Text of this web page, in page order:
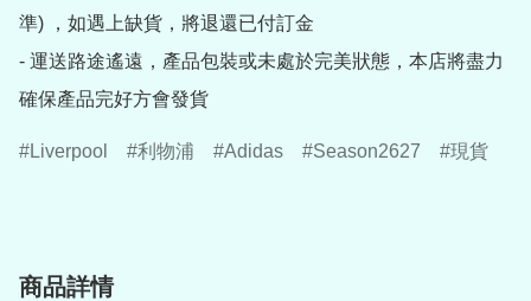
準) ，如遇上缺貨，將退還已付訂金
- 運送路途遙遠，產品包裝或未處於完美狀態，本店將盡力
確保產品完好方會發貨
Liverpool 利物浦 Adidas Season2627 現貨
商品詳情